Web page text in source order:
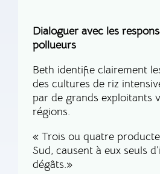
Dialoguer avec les
pollueurs
Beth identifie clairement
des cultures de riz
par de grands exploitants
régions.
« Trois ou quatre
Sud, causent à eux seuls
dégâts.»